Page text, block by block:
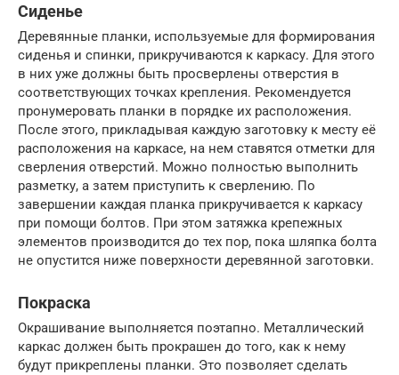
Сиденье
Деревянные планки, используемые для формирования
сиденья и спинки, прикручиваются к каркасу. Для этого
в них уже должны быть просверлены отверстия в
соответствующих точках крепления. Рекомендуется
пронумеровать планки в порядке их расположения.
После этого, прикладывая каждую заготовку к месту её
расположения на каркасе, на нем ставятся отметки для
сверления отверстий. Можно полностью выполнить
разметку, а затем приступить к сверлению. По
завершении каждая планка прикручивается к каркасу
при помощи болтов. При этом затяжка крепежных
элементов производится до тех пор, пока шляпка болта
не опустится ниже поверхности деревянной заготовки.
Покраска
Окрашивание выполняется поэтапно. Металлический
каркас должен быть прокрашен до того, как к нему
будут прикреплены планки. Это позволяет сделать